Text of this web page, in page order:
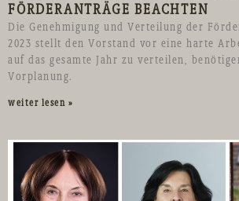
FÖRDERANTRÄGE BEACHTEN
Die Genehmigung und Verteilung der
2023 stellt den Vorstand vor eine harte
auf das gesamte Jahr zu verteilen,
Vorplanung.
weiter lesen »